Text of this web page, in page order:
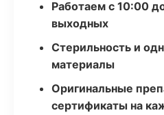
Работаем с 10:00
выходных
Стерильность и
материалы
Оригинальные
сертификаты на